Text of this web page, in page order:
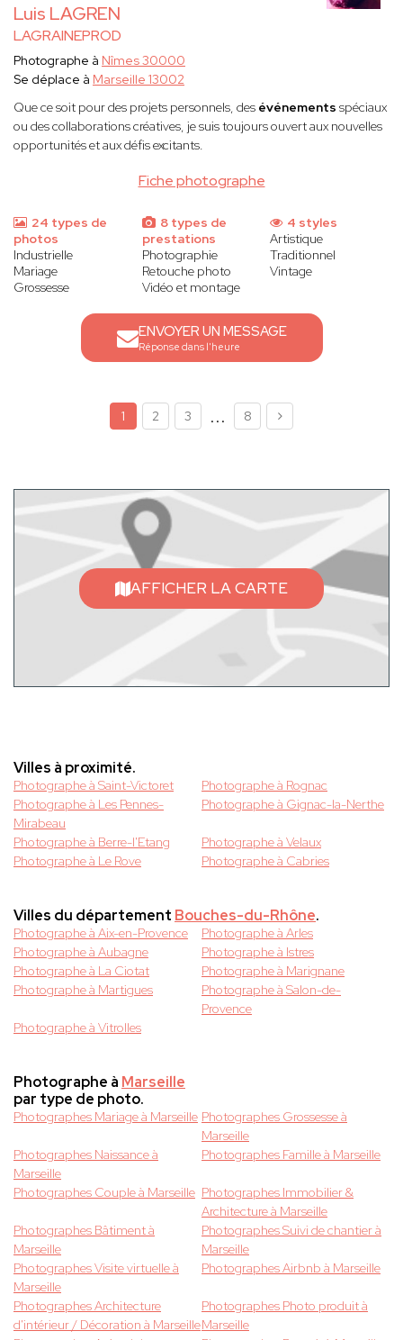
Luis LAGREN
LAGRAINEPROD
Fiche photographe
Photographe à Nîmes 30000
Se déplace à Marseille 13002
Que ce soit pour des projets personnels, des événements spéciaux
ou des collaborations créatives, je suis toujours ouvert aux nouvelles
opportunités et aux défis excitants.
24 types de
photos
Industrielle
Mariage
Grossesse
8 types de
prestations
Photographie
Retouche photo
Vidéo et montage
4 styles
Artistique
Traditionnel
Vintage
ENVOYER UN MESSAGE
Réponse dans l'heure
1 2 3 ... 8
AFFICHER LA CARTE
Villes à proximité.
Photographe à Saint-Victoret
Photographe à Rognac
Photographe à Les Pennes-
Mirabeau
Photographe à Gignac-la-Nerthe
Photographe à Berre-l'Etang
Photographe à Velaux
Photographe à Le Rove
Photographe à Cabries
Villes du département Bouches-du-Rhône.
Photographe à Aix-en-Provence
Photographe à Arles
Photographe à Aubagne
Photographe à Istres
Photographe à La Ciotat
Photographe à Marignane
Photographe à Martigues
Photographe à Salon-de-
Provence
Photographe à Vitrolles
Photographe à Marseille
par type de photo.
Photographes Mariage à Marseille Photographes Grossesse à
Marseille
Photographes Naissance à
Marseille
Photographes Famille à Marseille
Photographes Couple à Marseille Photographes Immobilier &
Architecture à Marseille
Photographes Bâtiment à
Marseille
Photographes Suivi de chantier à
Marseille
Photographes Visite virtuelle à
Marseille
Photographes Airbnb à Marseille
Photographes Architecture
d'intérieur / Décoration à Marseille
Photographes Photo produit à
Marseille